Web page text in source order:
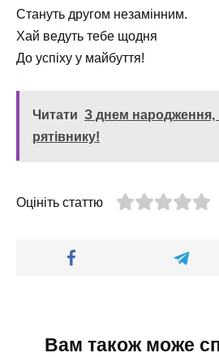
Стануть другом незамінним.
Хай ведуть тебе щодня
До успіху у майбуття!
Читати З днем народження,
рятівнику!
Оцініть статтю
Вам також може